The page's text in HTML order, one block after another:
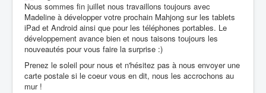
Nous sommes fin juillet nous travaillons toujours avec
Madeline à développer votre prochain Mahjong sur les tablets
iPad et Android ainsi que pour les téléphones portables. Le
développement avance bien et nous taisons toujours les
nouveautés pour vous faire la surprise :)
Prenez le soleil pour nous et n'hésitez pas à nous envoyer une
carte postale si le coeur vous en dit, nous les accrochons au
mur !